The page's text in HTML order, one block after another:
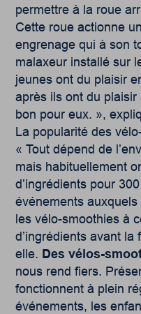
permettre à la roue
Cette roue actionne
engrenage qui à son
malaxeur installé sur
jeunes ont du plaisir
après ils ont du plaisir
bon pour eux. »,
La popularité des
« Tout dépend de
mais habituellement
d’ingrédients pour
événements
les vélo-smoothies à
d’ingrédients avant la
elle. Des vélos-
nous rend fiers.
fonctionnent à plein
événements, les